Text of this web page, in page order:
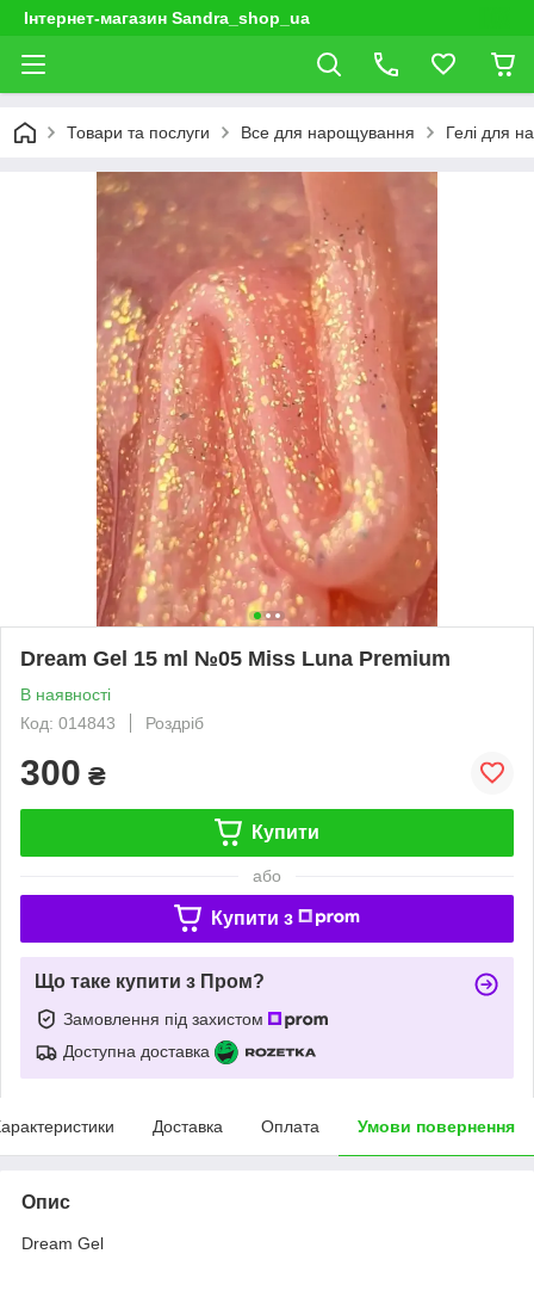
Інтернет-магазин Sandra_shop_ua
Товари та послуги Все для нарощування Гелі для
Dream Gel 15 ml №05 Miss Luna Premium
В наявності
Код: 014843
Роздріб
300 ₴
Купити
або
Купити з
Що таке купити з Пром?
Замовлення під захистом
Доступна доставка
Доставка Оплата Умови повернення
Опис
Dream Gel